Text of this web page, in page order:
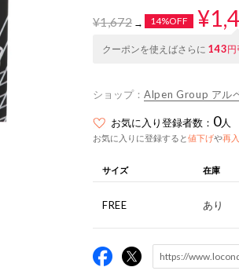
¥1,672→ 14%OFF
クーポンを使えばさらに 143円
ショップ： Alpen Group アル
お気に入り登録者数： 0人
お気に入りに登録すると値下げや再
サイズ 在庫
FREE あり